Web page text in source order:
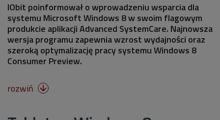
IObit poinformował o wprowadzeniu wsparcia dla
systemu Microsoft Windows 8 w swoim flagowym
produkcie aplikacji Advanced SystemCare. Najnowsza
wersja programu zapewnia wzrost wydajności oraz
szeroką optymalizację pracy systemu Windows 8
Consumer Preview.
rozwiń 